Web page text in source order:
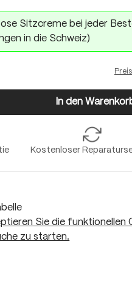
Sitzcreme bei jeder
in die Schweiz)
In den
Kostenloser
Sie die funktionellen
zu starten.